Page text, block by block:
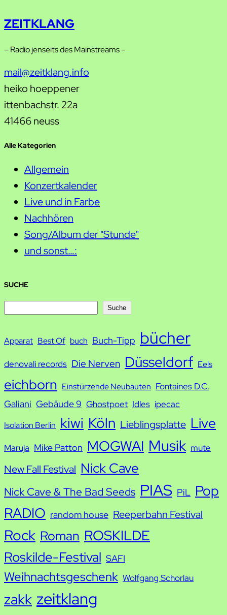
ZEITKLANG
– Radio jenseits des Mainstreams –
mail@zeitklang.info
heiko hoeppener
ittenbachstr. 22a
41466 neuss
Alle Kategorien
Allgemein
Konzertkalender
Live und in Farbe
Nachhören
Song/Album der "Stunde"
und sonst…:
SUCHE
c
Suche
Apparat Best Of buch Buch-Tipp bücher
denovali records Die Nerven Düsseldorf Eels
eichborn Einstürzende Neubauten Fontaines D.C.
Galiani Gebäude 9 Ghostpoet Idles ipecac
Isolation Berlin kiwi Köln Lieblingsplatte Live
Maruja Mike Patton MOGWAI Musik mute
New Fall Festival Nick Cave
Nick Cave & The Bad Seeds PIAS PiL Pop
RADIO random house Reeperbahn Festival
Rock Roman ROSKILDE
Roskilde-Festival SAFI
Weihnachtsgeschenk Wolfgang Schorlau
zakk zeitklang